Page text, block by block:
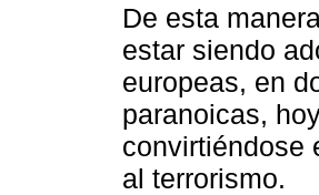
De esta
estar siendo
europeas, en
paranoicas,
convirtiéndose
al terrorismo.